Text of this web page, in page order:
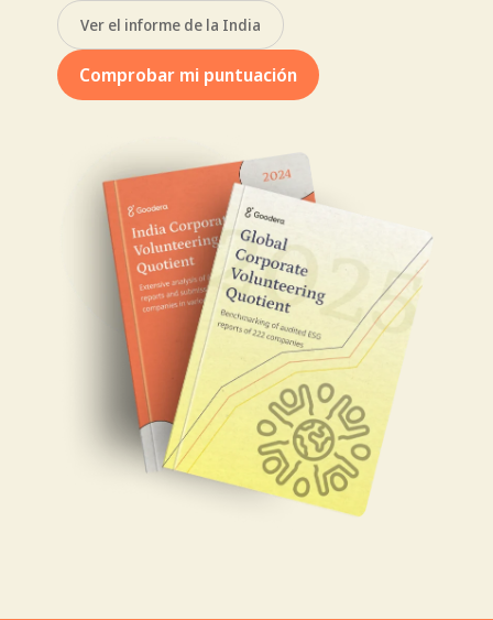
Ver el informe de la India
Comprobar mi puntuación